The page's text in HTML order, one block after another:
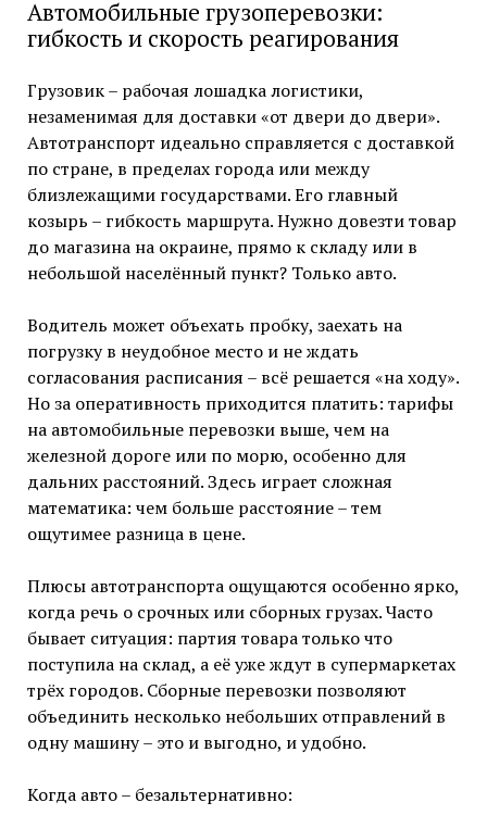
Автомобильные грузоперевозки:
гибкость и скорость реагирования
Грузовик – рабочая лошадка логистики,
незаменимая для доставки «от двери до двери».
Автотранспорт идеально справляется с доставкой
по стране, в пределах города или между
близлежащими государствами. Его главный
козырь – гибкость маршрута. Нужно довезти товар
до магазина на окраине, прямо к складу или в
небольшой населённый пункт? Только авто.
Водитель может объехать пробку, заехать на
погрузку в неудобное место и не ждать
согласования расписания – всё решается «на ходу».
Но за оперативность приходится платить: тарифы
на автомобильные перевозки выше, чем на
железной дороге или по морю, особенно для
дальних расстояний. Здесь играет сложная
математика: чем больше расстояние – тем
ощутимее разница в цене.
Плюсы автотранспорта ощущаются особенно ярко,
когда речь о срочных или сборных грузах. Часто
бывает ситуация: партия товара только что
поступила на склад, а её уже ждут в супермаркетах
трёх городов. Сборные перевозки позволяют
объединить несколько небольших отправлений в
одну машину – это и выгодно, и удобно.
Когда авто – безальтернативно: